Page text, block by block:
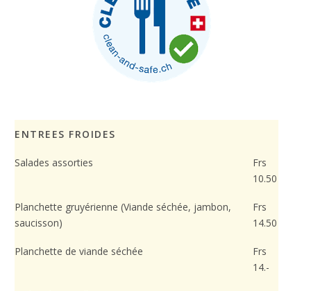
ENTREES FROIDES
Salades assorties
Frs
10.50
Planchette gruyérienne (Viande séchée, jambon,
saucisson)
Frs
14.50
Planchette de viande séchée
Frs
14.-
fonctionnalité
et la
structure du
site Web, en
fonction de la
possible lors